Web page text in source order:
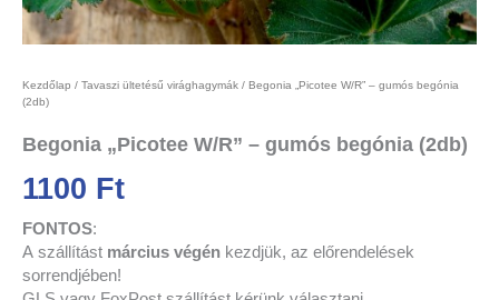
Kezdőlap / Tavaszi ültetésű virághagymák / Begonia „Picotee W/R” – gumós begónia
(2db)
Begonia „Picotee W/R” – gumós begónia (2db)
1100 Ft
FONTOS:
A szállítást március végén kezdjük, az előrendelések
sorrendjében!